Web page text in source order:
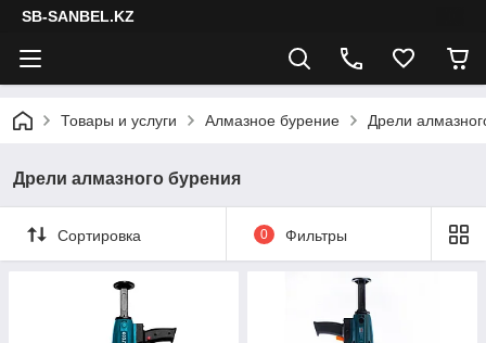
SB-SANBEL.KZ
Товары и услуги Алмазное бурение Дрели
Дрели алмазного бурения
Сортировка 0 Фильтры